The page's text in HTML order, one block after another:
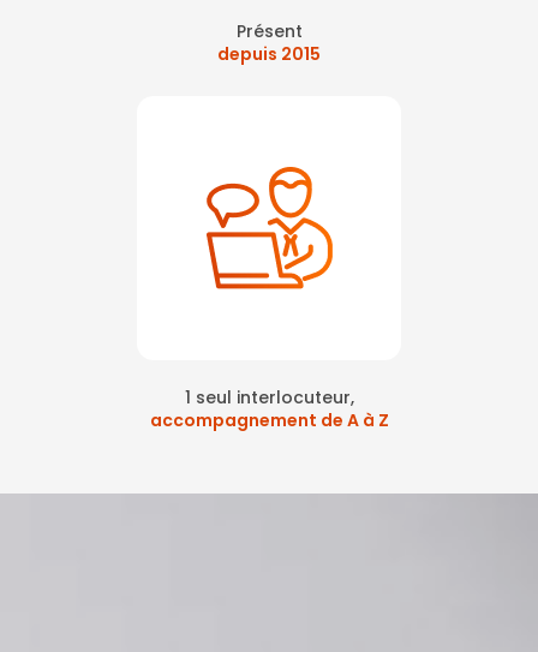
Présent
depuis 2015
1 seul interlocuteur,
accompagnement de A à Z